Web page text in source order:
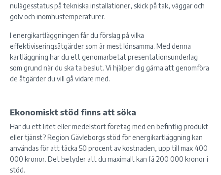
nulägesstatus på tekniska installationer, skick på tak, väggar och
golv och inomhustemperaturer.
I energikartläggningen får du förslag på vilka
effektiviseringsåtgärder som är mest lönsamma. Med denna
kartläggning har du ett genomarbetat presentationsunderlag
som grund när du ska ta beslut. Vi hjälper dig gärna att genomföra
de åtgärder du vill gå vidare med.
Ekonomiskt stöd finns att söka
Har du ett litet eller medelstort företag med en befintlig produkt
eller tjänst? Region Gävleborgs stöd för energikartläggning kan
användas för att täcka 50 procent av kostnaden, upp till max 400
000 kronor. Det betyder att du maximalt kan få 200 000 kronor i
stöd.